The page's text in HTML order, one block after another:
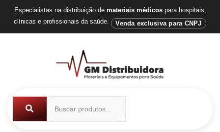
Especialistas na distribuição de materiais médicospara hospitais,
clínicas e profissionais da saúde.
Venda exclusiva para CNPJ